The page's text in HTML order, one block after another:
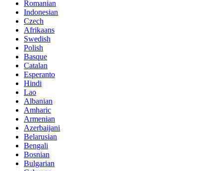
Romanian
Indonesian
Czech
Afrikaans
Swedish
Polish
Basque
Catalan
Esperanto
Hindi
Lao
Albanian
Amharic
Armenian
Azerbaijani
Belarusian
Bengali
Bosnian
Bulgarian